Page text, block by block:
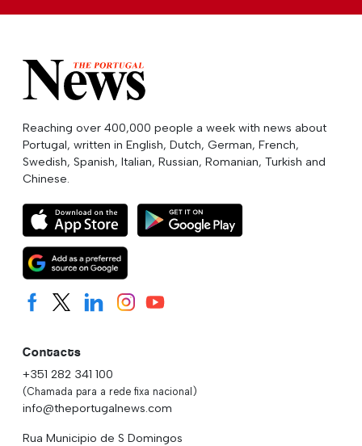
Reaching over 400,000 people a week with news about
Portugal, written in English, Dutch, German, French,
Swedish, Spanish, Italian, Russian, Romanian, Turkish and
Chinese.
Contacts
+351 282 341 100
(Chamada para a rede fixa nacional)
info@theportugalnews.com
Rua Municipio de S Domingos